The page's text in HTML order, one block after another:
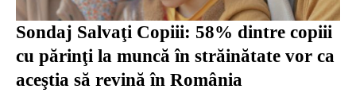
Sondaj Salvaţi Copiii: 58% dintre copiii
cu părinţi la muncă în străinătate vor ca
aceştia să revină în România